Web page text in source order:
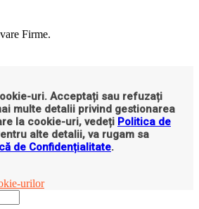
Firme.
uri. Acceptați sau refuzați
multe detalii privind gestionarea
la cookie-uri, vedeți Politica de
alte detalii, va rugam sa
de Confidențialitate.
urilor